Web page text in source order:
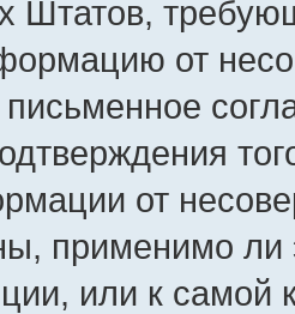
Штатов,
от
письменное
от
применимо ли
или к самой